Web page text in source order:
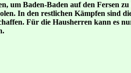
um Baden-Baden auf den Fersen zu
In den restlichen Kämpfen sind
Für die Hausherren kann es